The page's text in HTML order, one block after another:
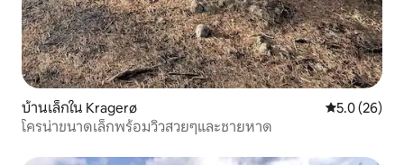
บ้านเล็กใน Kragerø คะแนนเฉลี่ย
5.0 (26)
โครน่าขนาดเล็กพร้อมวิวสวยๆและชายหาด